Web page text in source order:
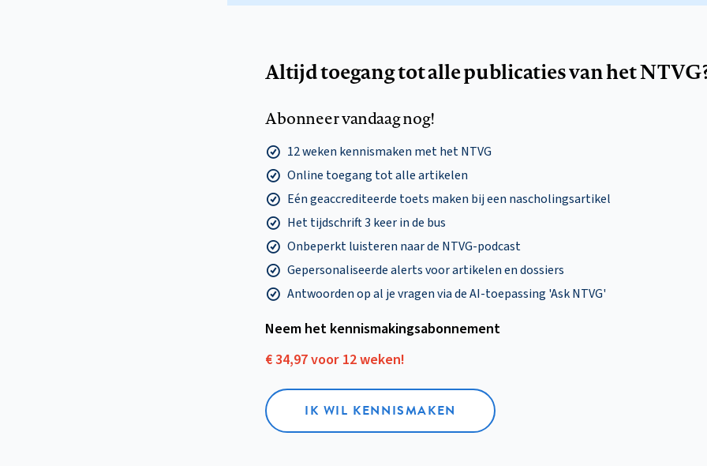
Altijd toegang tot alle publicaties van het
Abonneer vandaag nog!
12 weken kennismaken met het NTVG
Online toegang tot alle artikelen
Eén geaccrediteerde toets maken bij een nascholingsartikel
Het tijdschrift 3 keer in de bus
Onbeperkt luisteren naar de NTVG-podcast
Gepersonaliseerde alerts voor artikelen en dossiers
Antwoorden op al je vragen via de AI-toepassing 'Ask NTVG'
Neem het kennismakings­abonnement
€ 34,97 voor 12 weken!
IK WIL KENNISMAKEN